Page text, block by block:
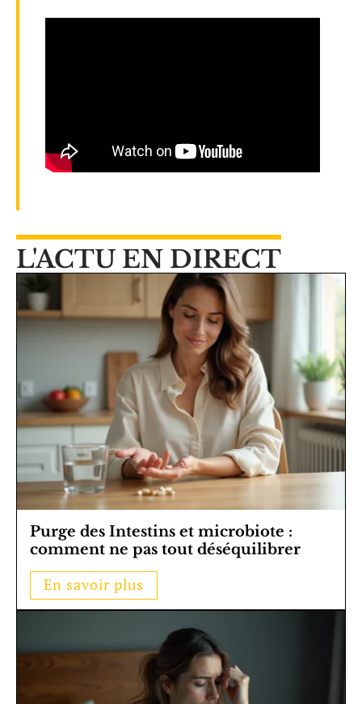
L'ACTU EN DIRECT
Purge des Intestins et microbiote :
comment ne pas tout déséquilibrer
En savoir plus